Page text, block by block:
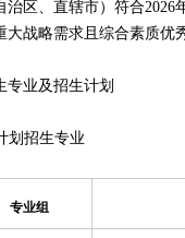
、直辖市）符合2026
大战略需求且综合素质优
业及招生计划
招生专业
专业组